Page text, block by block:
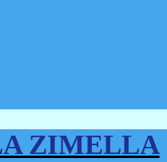
ZIMELLA